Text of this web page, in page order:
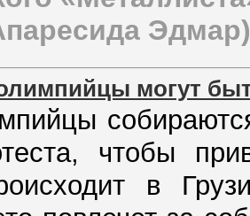
могут
чтобы
в